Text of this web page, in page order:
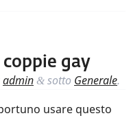
coppie gay
admin & sotto Generale.
usare questo